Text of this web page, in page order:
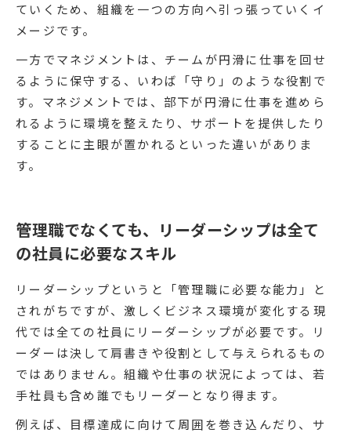
ていくため、組織を一つの方向へ引っ張っていくイ
メージです。
一方でマネジメントは、チームが円滑に仕事を回せ
るように保守する、いわば「守り」のような役割で
す。マネジメントでは、部下が円滑に仕事を進めら
れるように環境を整えたり、サポートを提供したり
することに主眼が置かれるといった違いがありま
す。
管理職でなくても、リーダーシップは全て
の社員に必要なスキル
リーダーシップというと「管理職に必要な能力」と
されがちですが、激しくビジネス環境が変化する現
代では全ての社員にリーダーシップが必要です。リ
ーダーは決して肩書きや役割として与えられるもの
ではありません。組織や仕事の状況によっては、若
手社員も含め誰でもリーダーとなり得ます。
例えば、目標達成に向けて周囲を巻き込んだり、サ